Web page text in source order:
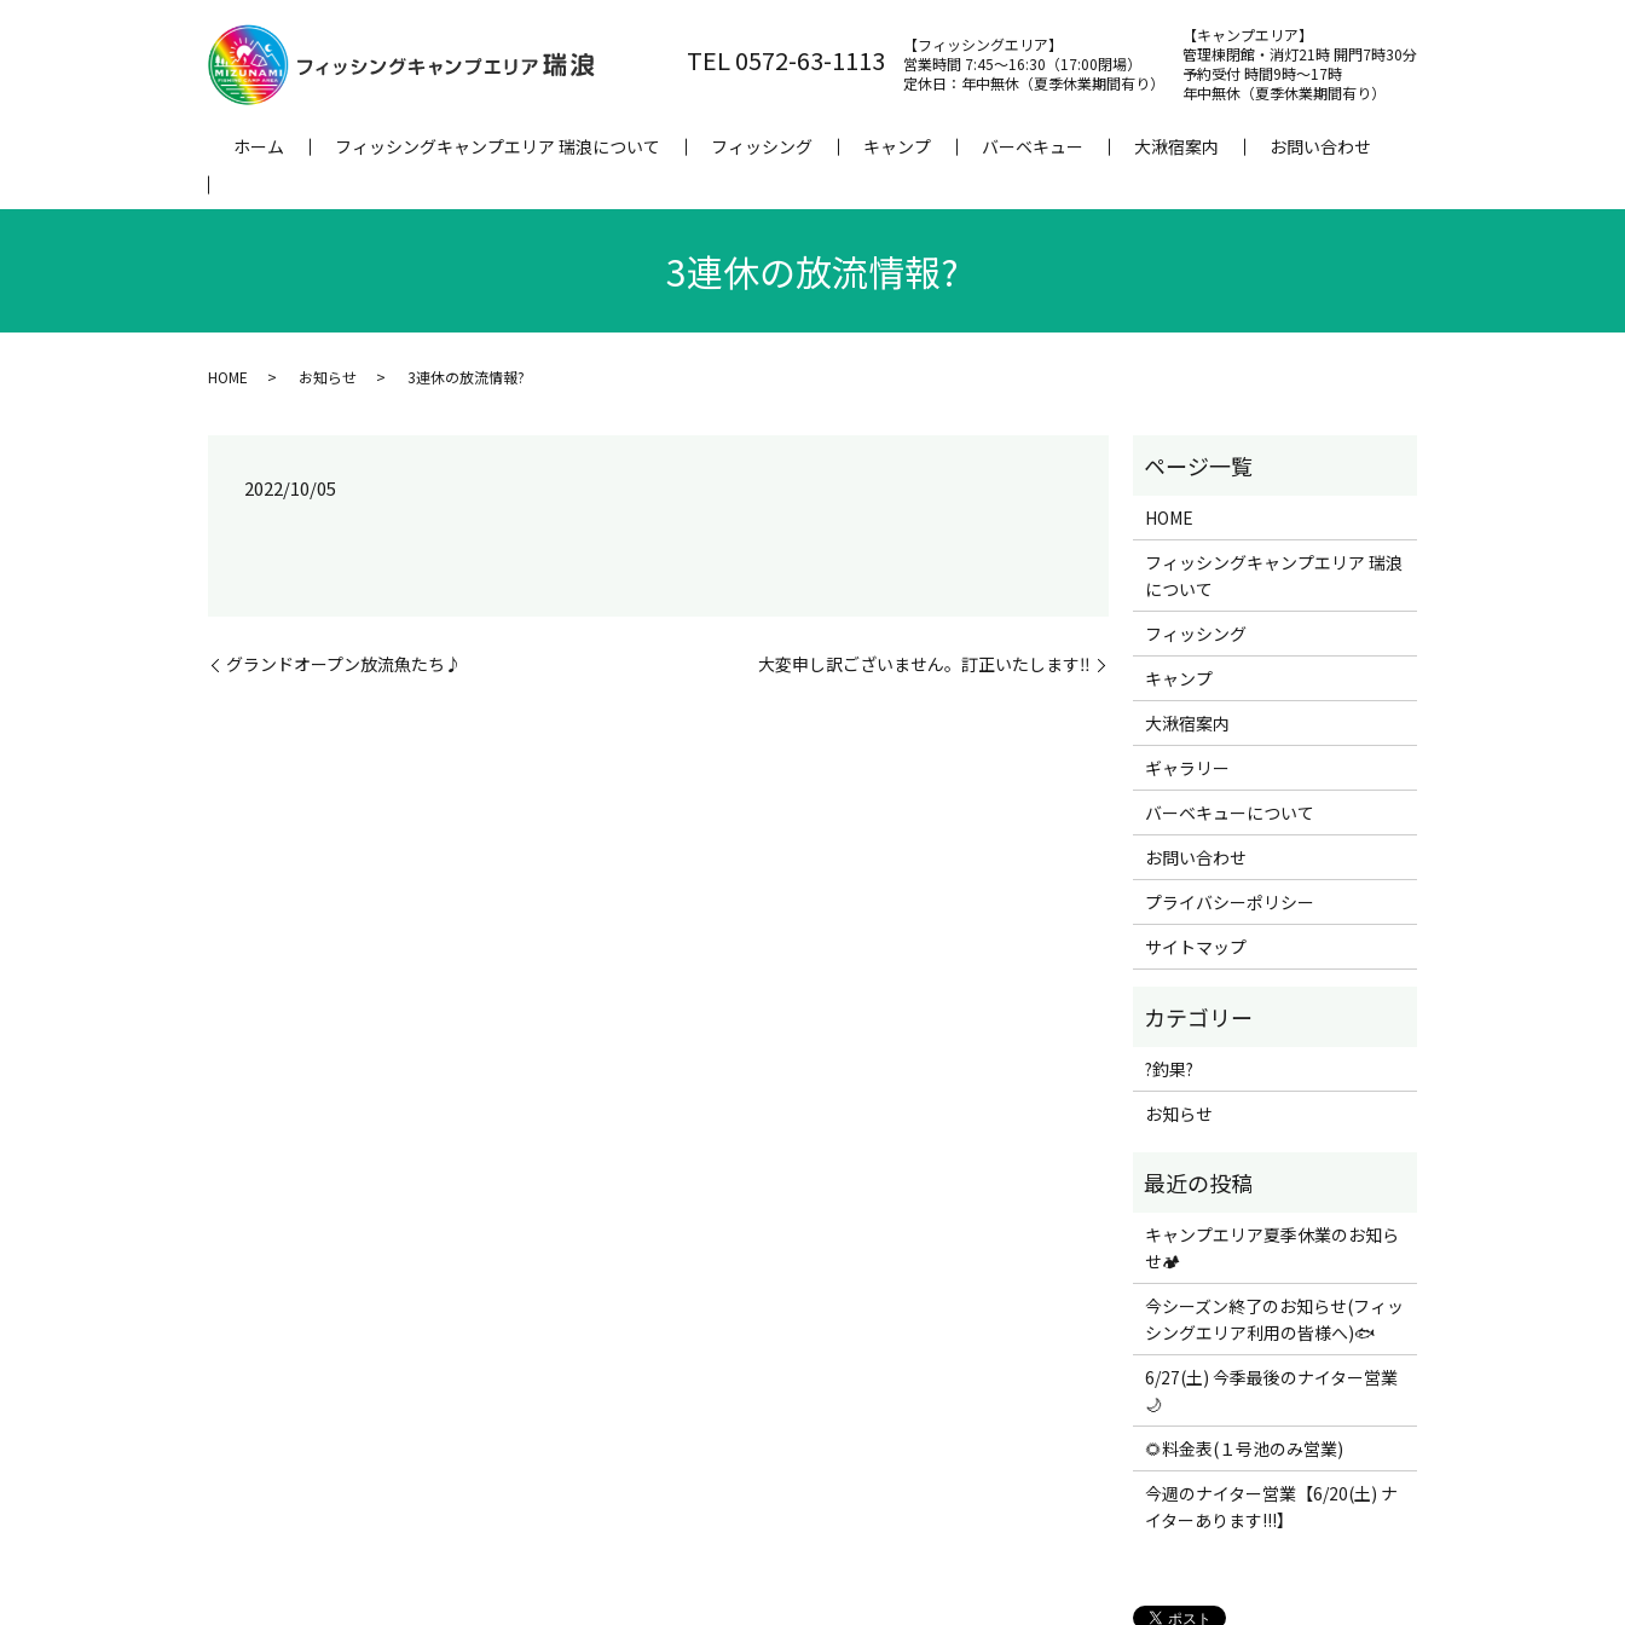
TEL 0572-63-1113
【フィッシングエリア】
営業時間 7:45～16:30（17:00閉場）
定休日：年中無休（夏季休業期間有り）
【キャンプエリア】
管理棟閉館・消灯21時 開門7時30分
予約受付 時間9時～17時
年中無休（夏季休業期間有り）
ホーム フィッシングキャンプエリア 瑞浪について フィッシング キャンプ バーベキュー 大湫宿案内 お問い合わせ
3連休の放流情報?
HOME お知らせ 3連休の放流情報?
2022/10/05
グランドオープン放流魚たち♪ 大変申し訳ございません。訂正いたします‼
HOME
フィッシングキャンプエリア 瑞浪
について
フィッシング
キャンプ
大湫宿案内
ギャラリー
バーベキューについて
お問い合わせ
プライバシーポリシー
サイトマップ
?釣果?
お知らせ
キャンプエリア夏季休業のお知ら
せ🏕️
今シーズン終了のお知らせ(フィッ
シングエリア利用の皆様へ)🐟
6/27(土) 今季最後のナイター営業
🌙
🌻料金表(１号池のみ営業)
今週のナイター営業【6/20(土) ナ
イターあります!!!】